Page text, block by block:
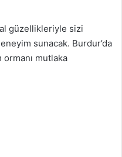
güzellikleriyle sizi
sunacak. Burdur’da
mutlaka